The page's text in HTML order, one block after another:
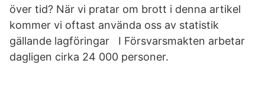
över tid? När vi pratar om brott i denna artikel
kommer vi oftast använda oss av statistik
gällande lagföringar I Försvarsmakten arbetar
dagligen cirka 24 000 personer.